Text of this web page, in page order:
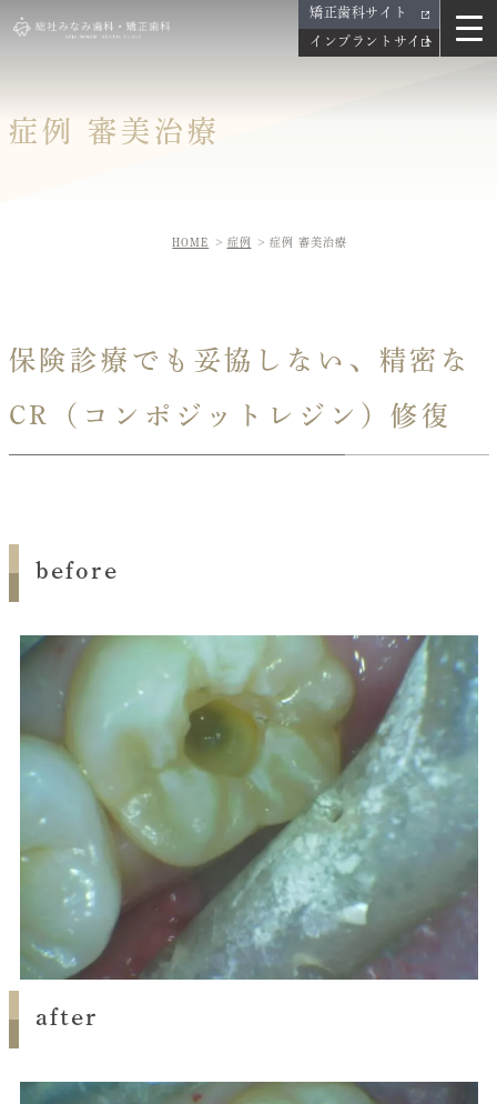
矯正歯科サイト
インプラントサイト
症例 審美治療
HOME 症例 症例 審美治療
保険診療でも妥協しない、精密な
CR（コンポジットレジン）修復
before
after